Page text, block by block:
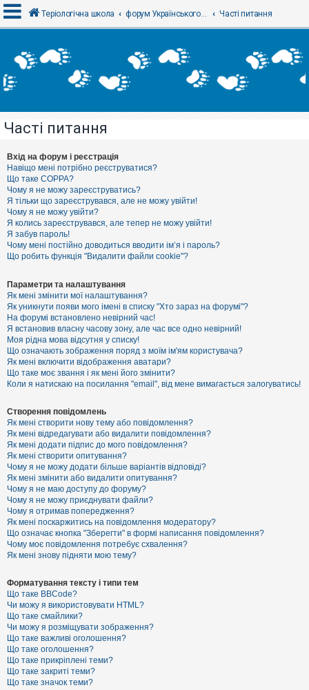
х
і
Р
є
с
т
р
а
ц
і
я
Т
м
и
б
е
з
в
і
д
п
о
в
і
е
й
А
к
т
и
в
н
і
т
е
м
и
П
о
ш
у
к
Д
о
п
Теріологічна школа форум Українського теріологічного товариства Часті питання
Часті питання
Вхід на форум і реєстрація
Навіщо мені потрібно реєструватися?
Що таке COPPA?
Чому я не можу зареєструватись?
Я тільки що зареєструвався, але не можу увійти!
Чому я не можу увійти?
Я колись зареєструвався, але тепер не можу увійти!
Я забув пароль!
Чому мені постійно доводиться вводити ім’я і пароль?
Що робить функція "Видалити файли cookie"?
Параметри та налаштування
Як мені змінити мої налаштування?
Як уникнути появи мого імені в списку "Хто зараз на форумі"?
На форумі встановлено невірний час!
Я встановив власну часову зону, але час все одно невірний!
Моя рідна мова відсутня у списку!
Що означають зображення поряд з моїм ім'ям користувача?
Як мені включити відображення аватари?
Що таке моє звання і як мені його змінити?
Коли я натискаю на посилання "email", від мене вимагається залогуватись!
Створення повідомлень
Як мені створити нову тему або повідомлення?
Як мені відредагувати або видалити повідомлення?
Як мені додати підпис до мого повідомлення?
Як мені створити опитування?
Чому я не можу додати більше варіантів відповіді?
Як мені змінити або видалити опитування?
Чому я не маю доступу до форуму?
Чому я не можу приєднувати файли?
Чому я отримав попередження?
Як мені поскаржитись на повідомлення модератору?
Що означає кнопка "Зберегти" в формі написання повідомлення?
Чому моє повідомлення потребує схвалення?
Як мені знову підняти мою тему?
Форматування тексту і типи тем
Що таке BBCode?
Чи можу я використовувати HTML?
Що таке смайлики?
Чи можу я розміщувати зображення?
Що таке важливі оголошення?
Що таке оголошення?
Що таке прикріплені теми?
Що таке закриті теми?
Що таке значок теми?